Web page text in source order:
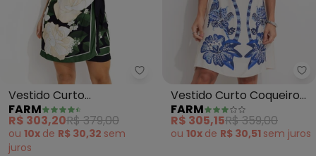
Farm - Vestido Curto
Vestido Curto
Transpassado Lenço
(Preto)
FARM
R$ 303,20R$ 379,00
ou 10x de R$ 30,32 sem
juros
Vestido Curto Coqueiro
Tropical (Bege)
FARM
R$ 305,15R$ 359,00
ou 10x de R$ 30,51 sem juros